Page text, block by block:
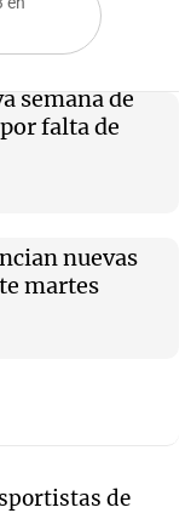
semana de
falta de
nuevas
martes
de
Notas